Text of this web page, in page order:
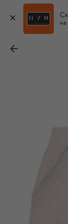
на